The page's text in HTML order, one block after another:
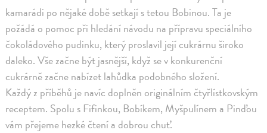
kamarádi po nějaké době setkají s tetou Bobinou. Ta je
požádá o pomoc při hledání návodu na přípravu speciálního
čokoládového pudinku, který proslavil její cukrárnu široko
daleko. Vše začne být jasnější, když se v konkurenční
cukrárně začne nabízet lahůdka podobného složení.
Každý z příběhů je navíc doplněn originálním čtyřlístkovským
receptem. Spolu s Fifinkou, Bobíkem, Myšpulínem a Pinďou
vám přejeme hezké čtení a dobrou chuť.